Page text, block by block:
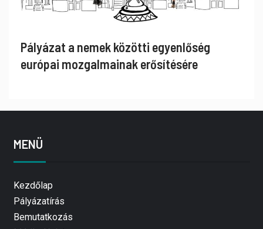
Pályázat a nemek közötti egyenlőség
európai mozgalmainak erősítésére
MENÜ
Kezdőlap
Pályázatírás
Bemutatkozás